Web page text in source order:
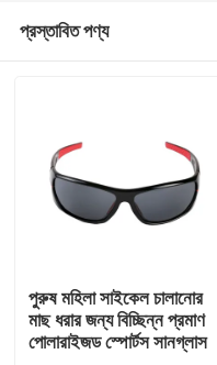
প্রস্তাবিত পণ্য
পুরুষ মহিলা সাইকেল চালানোর
মাছ ধরার জন্য বিচ্ছিন্ন প্রমাণ
পোলারাইজড স্পোর্টস সানগ্লাস